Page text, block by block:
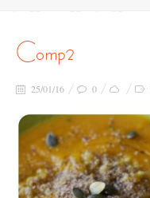
comp2
25/01/16 0